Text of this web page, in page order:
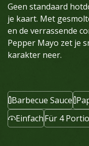
Geen standaard
je kaart. Met
en de verrassende
Pepper Mayo zet je
karakter neer.
Barbecue Sauce
EinfachFür 4